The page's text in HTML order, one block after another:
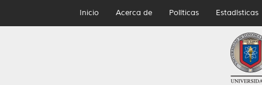
Inicio Acerca de Políticas Estadísticas